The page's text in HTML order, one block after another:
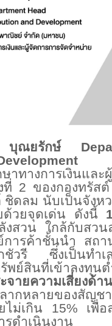
บุณยรักษ์
าทางการเงินและผู้
ที่ 2 ของกองทรัสต์
ชิดลม นับเป็นจังห
ด้วยจุดเด่น ดังนี้
สวน ใกล้กับสวน
ารค้าชั้นนำ สถา
ชัวรี ซึ่งเป็นทำเ
สินที่เข้าลงทุนต่
ายความเสี่ยงด้า
ากหลายของสัญช
ไม่เกิน 15% เพื่อ
รดำเนินงาน